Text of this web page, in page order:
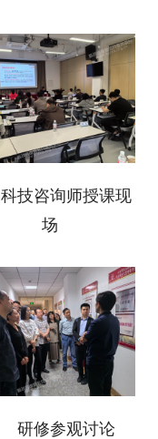
科技咨询师授课现
场
研修参观讨论